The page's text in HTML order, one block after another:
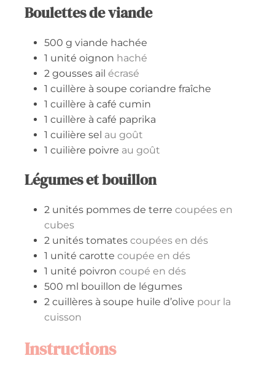
Boulettes de viande
500 g viande hachée
1 unité oignon haché
2 gousses ail écrasé
1 cuillère à soupe coriandre fraîche
1 cuillère à café cumin
1 cuillère à café paprika
1 cuilière sel au goût
1 cuilière poivre au goût
Légumes et bouillon
2 unités pommes de terre coupées en
cubes
2 unités tomates coupées en dés
1 unité carotte coupée en dés
1 unité poivron coupé en dés
500 ml bouillon de légumes
2 cuillères à soupe huile d’olive pour la
cuisson
Instructions